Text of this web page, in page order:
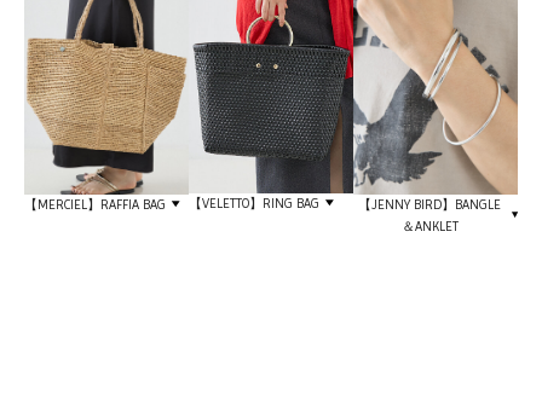
【MERCIEL】RAFFIA BAG 【VELETTO】RING BAG
【JENNY BIRD】BANGLE
＆ANKLET